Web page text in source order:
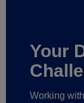
Your
Working